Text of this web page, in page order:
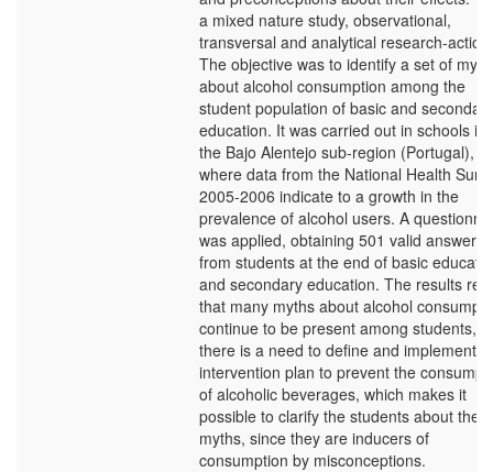
a mixed nature study, observational,
transversal and analytical research-action.
The objective was to identify a set of
about alcohol consumption among the
student population of basic and secondary
education. It was carried out in schools in
the Bajo Alentejo sub-region (Portugal),
where data from the National Health
2005-2006 indicate to a growth in the
prevalence of alcohol users. A
was applied, obtaining 501 valid answers
from students at the end of basic
and secondary education. The results
that many myths about alcohol
continue to be present among students,
there is a need to define and implement
intervention plan to prevent the
of alcoholic beverages, which makes it
possible to clarify the students about the
myths, since they are inducers of
consumption by misconceptions.